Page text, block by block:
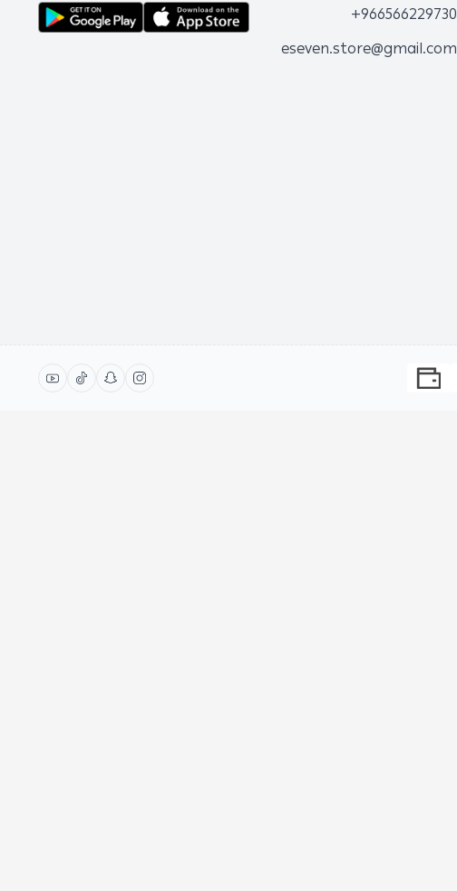
+966566229730
eseven.store@gmail.com